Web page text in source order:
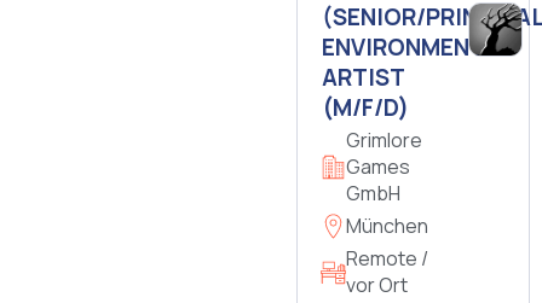
(SENIOR/
ENVIRONMENT
ARTIST
(M/F/D)
Grimlore
Games
GmbH
München
Remote /
vor Ort